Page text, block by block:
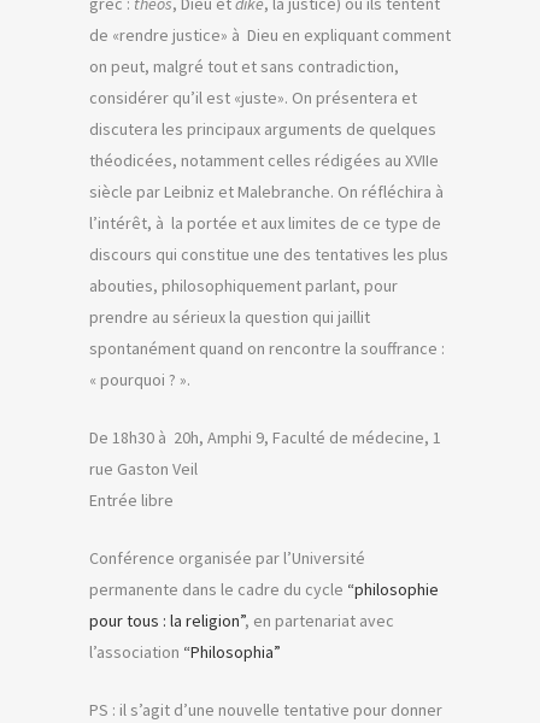
de «rendre justice» à Dieu en expliquant comment
on peut, malgré tout et sans contradiction,
considérer qu’il est «juste». On présentera et
discutera les principaux arguments de quelques
théodicées, notamment celles rédigées au XVIIe
siècle par Leibniz et Malebranche. On réfléchira à
l’intérêt, à la portée et aux limites de ce type de
discours qui constitue une des tentatives les plus
abouties, philosophiquement parlant, pour
prendre au sérieux la question qui jaillit
spontanément quand on rencontre la souffrance :
« pourquoi ? ».
De 18h30 à 20h, Amphi 9, Faculté de médecine, 1
rue Gaston Veil
Entrée libre
Conférence organisée par l’Université
permanente dans le cadre du cycle “philosophie
pour tous : la religion”, en partenariat avec
l’association “Philosophia”
PS : il s’agit d’une nouvelle tentative pour donner